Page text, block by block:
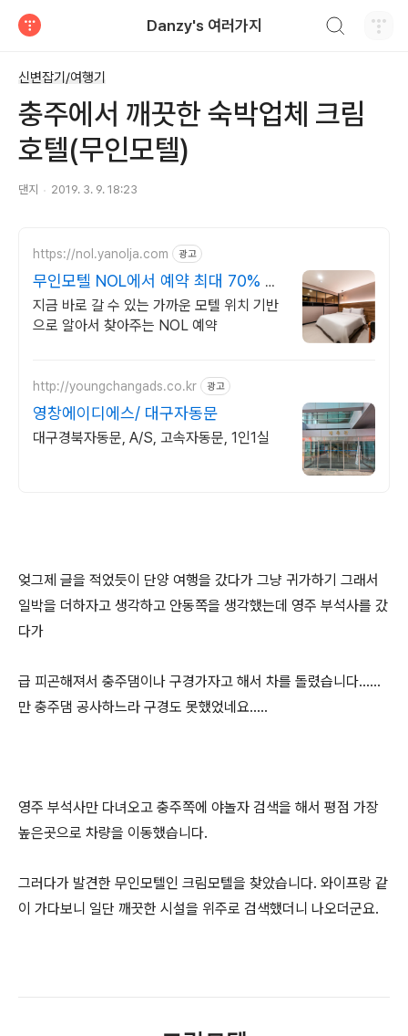
Danzy's 여러가지
신변잡기/여행기
충주에서 깨끗한 숙박업체 크림
호텔(무인모텔)
댄지 2019. 3. 9. 18:23
https://nol.yanolja.com 광고
무인모텔 NOL에서 예약 최대 70% 더
블업 할인!
지금 바로 갈 수 있는 가까운 모텔 위치 기반
으로 알아서 찾아주는 NOL 예약
http://youngchangads.co.kr 광고
영창에이디에스/ 대구자동문
대구경북자동문, A/S, 고속자동문, 1인1실
엊그제 글을 적었듯이 단양 여행을 갔다가 그냥 귀가하기 그래서
일박을 더하자고 생각하고 안동쪽을 생각했는데 영주 부석사를 갔
다가
급 피곤해져서 충주댐이나 구경가자고 해서 차를 돌렸습니다......
만 충주댐 공사하느라 구경도 못했었네요.....
영주 부석사만 다녀오고 충주쪽에 야놀자 검색을 해서 평점 가장
높은곳으로 차량을 이동했습니다.
그러다가 발견한 무인모텔인 크림모텔을 찾았습니다. 와이프랑 같
이 가다보니 일단 깨끗한 시설을 위주로 검색했더니 나오더군요.